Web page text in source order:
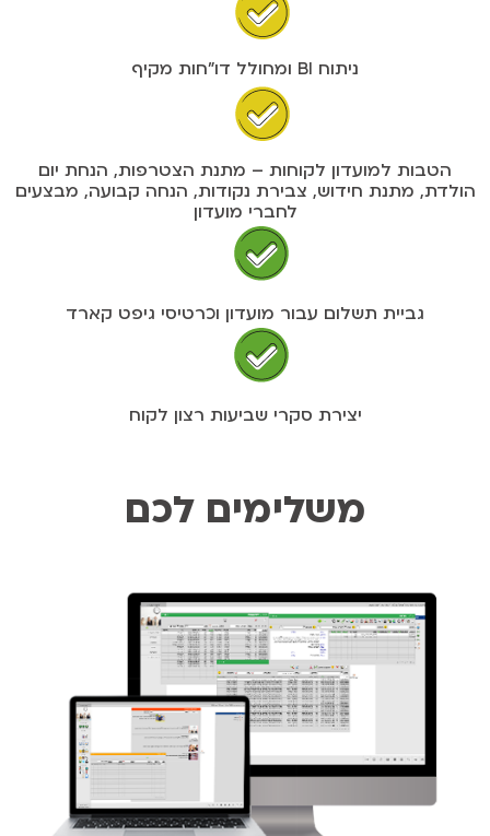
ניתוח BI ומחולל דו"חות מקיף
הטבות למועדון לקוחות – מתנת הצטרפות, הנחת יום
הולדת, מתנת חידוש, צבירת נקודות, הנחה קבועה, מבצעים
לחברי מועדון
גביית תשלום עבור מועדון וכרטיסי גיפט קארד
יצירת סקרי שביעות רצון לקוח
משלימים לכם